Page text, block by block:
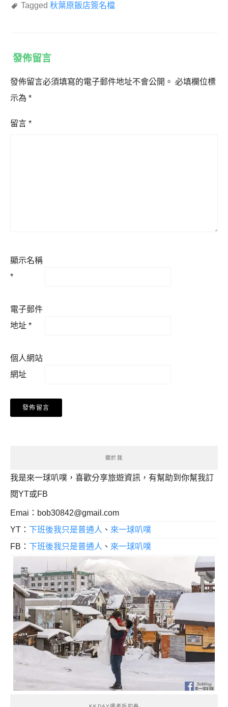
Tagged 秋葉原飯店簽名檔
發佈留言
發佈留言必須填寫的電子郵件地址不會公開。 必填欄位標
示為 *
留言 *
顯示名稱
*
電子郵件
地址 *
個人網站
網址
關於我
我是來一球叭噗，喜歡分享旅遊資訊，有幫助到你幫我訂
閱YT或FB
Emai： bob30842@gmail.com
YT： 下班後我只是普通人 、 來一球叭噗
FB： 下班後我只是普通人 、 來一球叭噗